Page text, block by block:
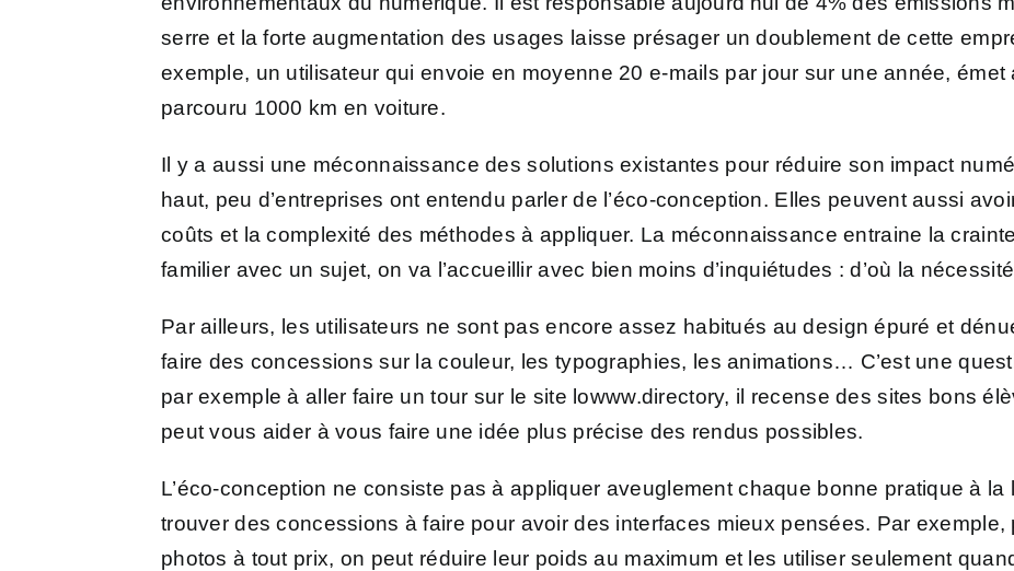
serre et la forte augmentation des usages laisse présager un doublement de cette
exemple, un utilisateur qui envoie en moyenne 20 e-mails par jour sur une année, émet
parcouru 1000 km en voiture.
Il y a aussi une méconnaissance des solutions existantes pour réduire son impact
haut, peu d’entreprises ont entendu parler de l’éco-conception. Elles peuvent aussi
coûts et la complexité des méthodes à appliquer. La méconnaissance entraine la
familier avec un sujet, on va l’accueillir avec bien moins d’inquiétudes : d’où la
Par ailleurs, les utilisateurs ne sont pas encore assez habitués au design épuré et
faire des concessions sur la couleur, les typographies, les animations… C’est une
par exemple à aller faire un tour sur le site lowww.directory, il recense des sites bons
peut vous aider à vous faire une idée plus précise des rendus possibles.
L’éco-conception ne consiste pas à appliquer aveuglement chaque bonne pratique à la
trouver des concessions à faire pour avoir des interfaces mieux pensées. Par
photos à tout prix, on peut réduire leur poids au maximum et les utiliser seulement